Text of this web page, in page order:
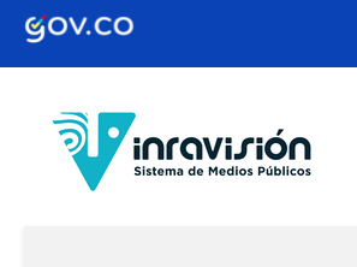
Pasar al contenido principal